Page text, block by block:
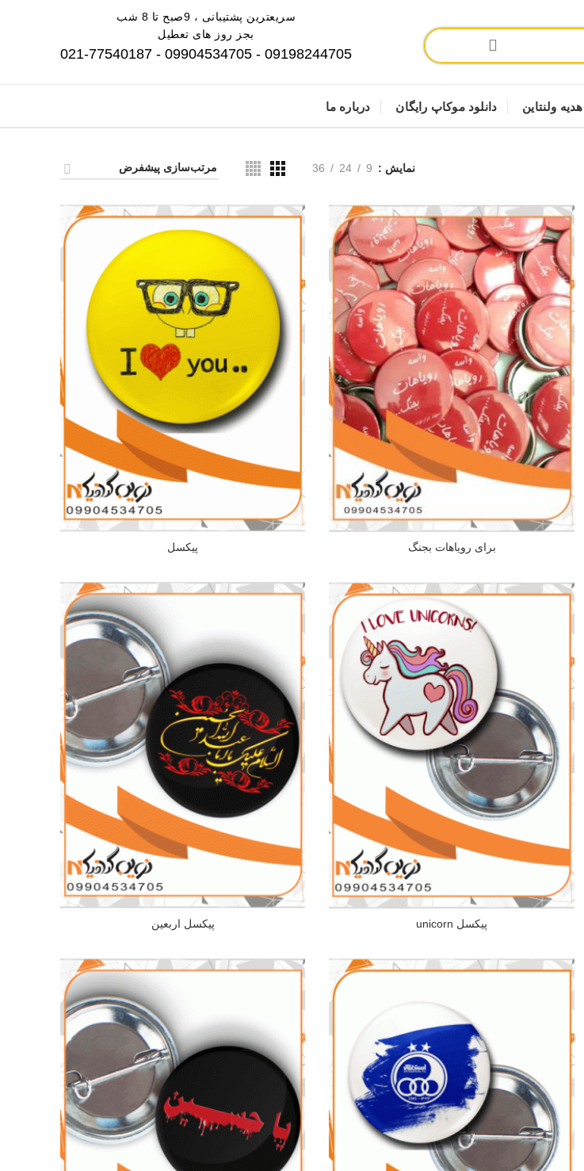
سریعترین پشتیبانی ، 9صبح تا 8 شب
بجز روز های تعطیل
09198244705 - 09904534705 - 021-77540187
هدیه ولنتاین دانلود موکاپ رایگان درباره ما
نمایش 9
24
36
برای رویاهات بجنگ پیکسل
پیکسل unicorn پیکسل اربعین